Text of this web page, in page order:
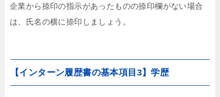
企業から捺印の指示があったものの捺印欄がない場合
は、氏名の横に捺印しましょう。
【インターン履歴書の基本項目3】学歴